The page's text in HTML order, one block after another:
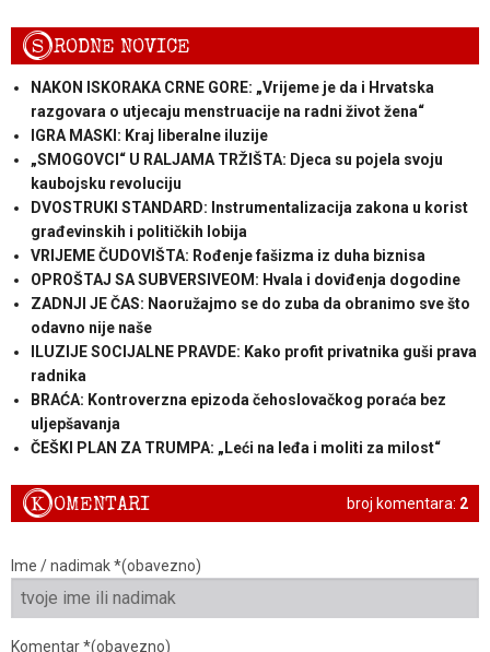
SRODNE NOVICE
NAKON ISKORAKA CRNE GORE: „Vrijeme je da i Hrvatska
razgovara o utjecaju menstruacije na radni život žena“
IGRA MASKI: Kraj liberalne iluzije
„SMOGOVCI“ U RALJAMA TRŽIŠTA: Djeca su pojela svoju
kaubojsku revoluciju
DVOSTRUKI STANDARD: Instrumentalizacija zakona u korist
građevinskih i političkih lobija
VRIJEME ČUDOVIŠTA: Rođenje fašizma iz duha biznisa
OPROŠTAJ SA SUBVERSIVEOM: Hvala i doviđenja dogodine
ZADNJI JE ČAS: Naoružajmo se do zuba da obranimo sve što
odavno nije naše
ILUZIJE SOCIJALNE PRAVDE: Kako profit privatnika guši prava
radnika
BRAĆA: Kontroverzna epizoda čehoslovačkog poraća bez
uljepšavanja
ČEŠKI PLAN ZA TRUMPA: „Leći na leđa i moliti za milost“
broj komentara: 2
KOMENTARI
Ime / nadimak *(obavezno)
Komentar *(obavezno)